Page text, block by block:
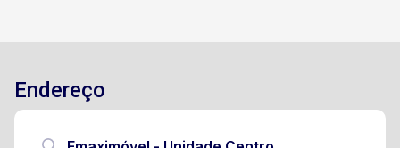
Endereço